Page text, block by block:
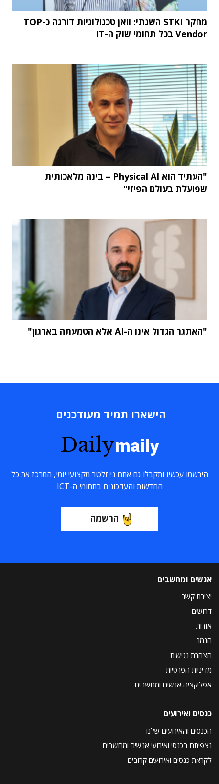
מחקר STKI השנתי: וואן טכנולוגיות דורגה כ-TOP
Vendor בכל תחומי שוק ה-IT
"העתיד הוא Physical AI – בינה מלאכותית
שפועלת בעולם הפיזי"
"האתגר הגדול אינו ה-AI אלא הטמעתה בארגון"
הישארו תמיד מעודכנים
Dailymaily
הירשמו עכשיו ותקבלו גם אתם ניוזלטר מקצועי יומי, המרכז את כל
החדשות והעדכונים בתחומי ה-ICT
הרשמה
אנשים ומחשבים
יצירת קשר
דרושים
אודות
הנמר
הצהרת נגישות
מדיניות הפרטיות
אפליקציה אנשים ומחשבים
כנסים ואירועים
הכנסים והאירועים שלנו
נצפיתם בכנסי ואירועי אנשים ומחשבים
לקראת כנסים ואירועים קרובים